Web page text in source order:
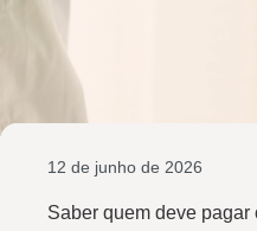
12 de junho de 2026
Saber quem deve